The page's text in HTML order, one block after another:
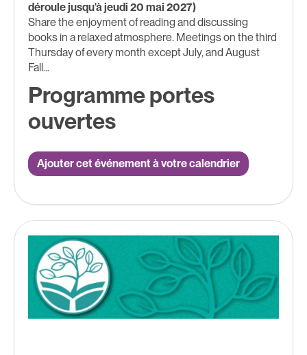
déroule jusqu'à jeudi 20 mai 2027)
Share the enjoyment of reading and discussing
books in a relaxed atmosphere. Meetings on the third
Thursday of every month except July, and August
Fall...
Programme portes
ouvertes
Ajouter cet événement à votre calendrier